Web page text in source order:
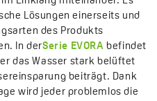
Lösungen einerseits und
des Produkts
In derSerie EVORA befindet
das Wasser stark belüftet
beiträgt. Dank
wird jeder problemlos die